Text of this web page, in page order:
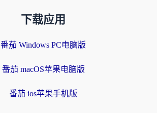
下载应用
番茄 Windows PC电脑版
番茄 macOS苹果电脑版
番茄 ios苹果手机版